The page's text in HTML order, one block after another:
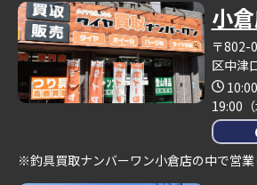
小
〒802-
区中津
19:00（
※釣具買取ナンバーワン小倉店の中で営業